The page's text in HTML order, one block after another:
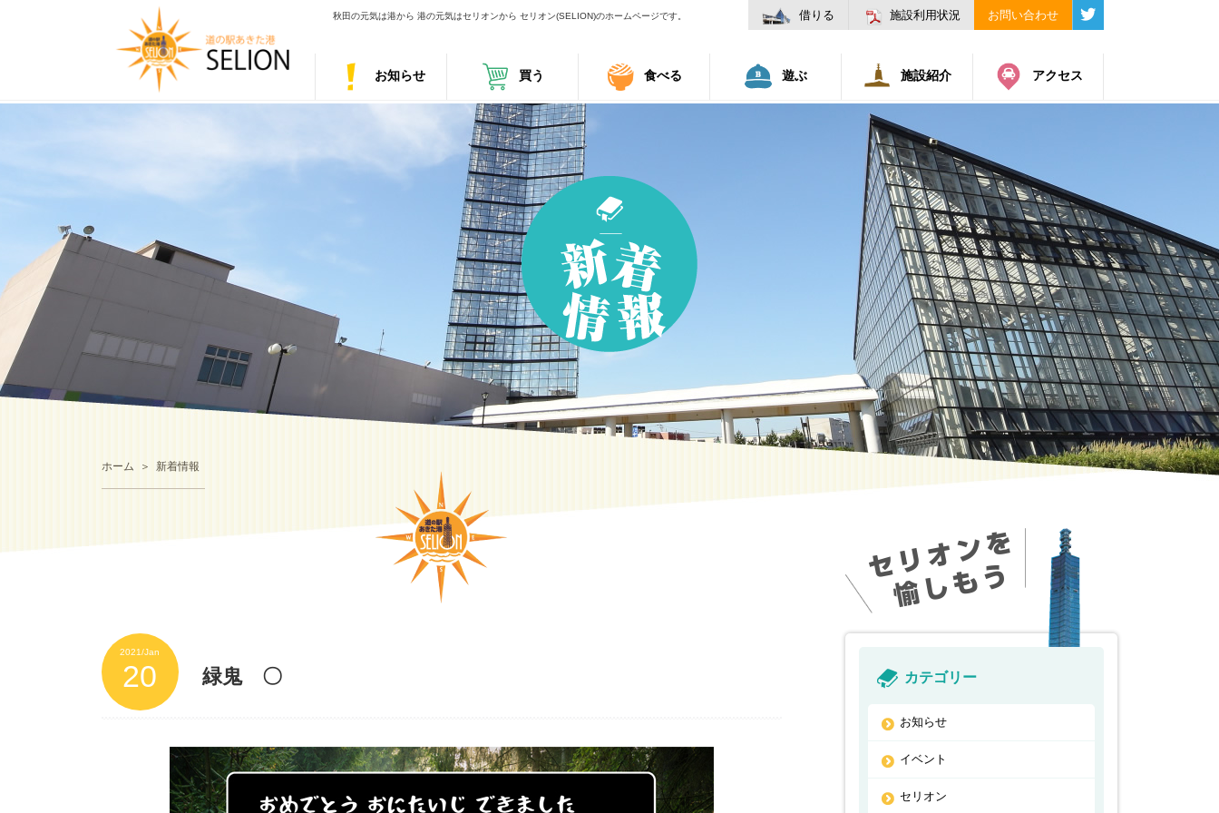
秋田の元気は港から 港の元気はセリオンから セリオン(SELION)のホームページです。 借りる 施設利用状況 お問い合わせ
お知らせ 買う 食べる 遊ぶ 施設紹介 アクセス
ホーム 新着情報
2021/Jan
20 緑鬼 〇 カテゴリー
お知らせ
イベント
セリオン